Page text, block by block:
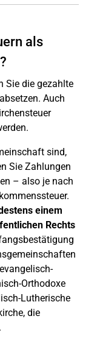
als
Sie die gezahlte
absetzen. Auch
sind,
Sie Zahlungen
– also je nach
einem
Rechts
Orthodoxe
Lutherische
die